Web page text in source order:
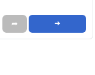
➦ ➜